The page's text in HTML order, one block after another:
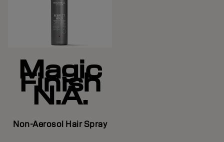
Magic
Finish
N.A.
Non-Aerosol Hair Spray